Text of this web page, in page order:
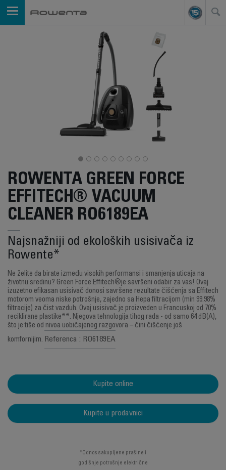
ROWENTA GREEN FORCE
EFFITECH® VACUUM
CLEANER RO6189EA
Najsnažniji od ekoloških usisivača iz
Rowente*
Ne želite da birate između visokih performansi i smanjenja uticaja na
životnu sredinu? Green Force Effitech®je savršeni odabir za vas! Ovaj
izuzetno efikasan usisivač donosi savršene rezultate čišćenja sa Effitech
motorom veoma niske potrošnje, zajedno sa Hepa filtracijom (min 99.98%
filtracije) za čist vazduh. Ovaj usisivač je proizveden u Francuskoj od 70%
reciklirane plastike**. Njegova tehnologija tihog rada - od samo 64 dB(A),
što je tiše od nivoa uobičajenog razgovora – čini čišćenje još
komfornijim. Referenca : RO6189EA
Kupite online
Kupite u prodavnici
*Odnos sakupljene prašine i
godišnje potrošnje električne